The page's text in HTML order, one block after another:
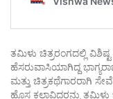
ತಮಿಳು ಚಿತ್ರರಂಗದಲ್ಲಿ
ಹೆಸರುವಾಸಿಯಾಗಿದ್ದ
ಮತ್ತು ಚಿತ್ರಕಥೆಗಾರರಾಗಿ
ಹೊಸ ಕಲಾವಿದರನ್ನು ತಮಿಳು